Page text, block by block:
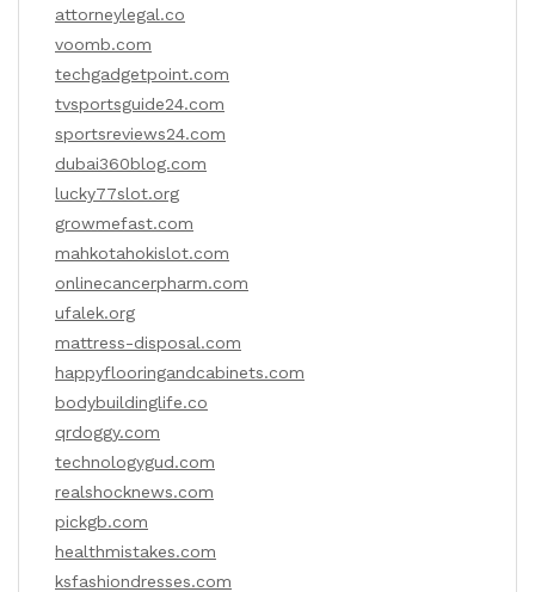
attorneylegal.co
voomb.com
techgadgetpoint.com
tvsportsguide24.com
sportsreviews24.com
dubai360blog.com
lucky77slot.org
growmefast.com
mahkotahokislot.com
onlinecancerpharm.com
ufalek.org
mattress-disposal.com
happyflooringandcabinets.com
bodybuildinglife.co
qrdoggy.com
technologygud.com
realshocknews.com
pickgb.com
healthmistakes.com
ksfashiondresses.com